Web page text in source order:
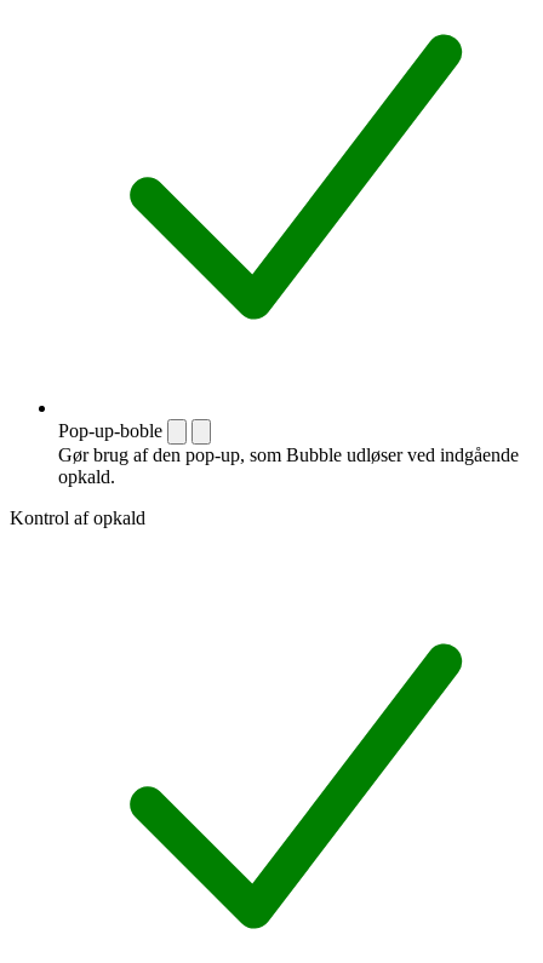
Pop-up-boble
Gør brug af den pop-up, som Bubble udløser ved indgående
opkald.
Kontrol af opkald